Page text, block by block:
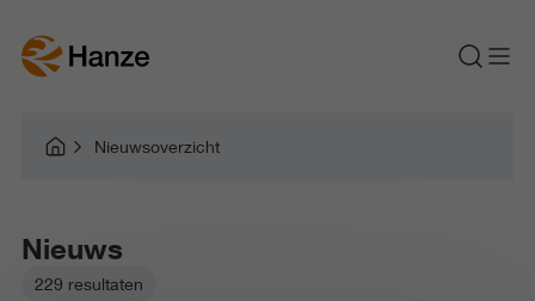
Nieuwsoverzicht
Nieuws
229 resultaten